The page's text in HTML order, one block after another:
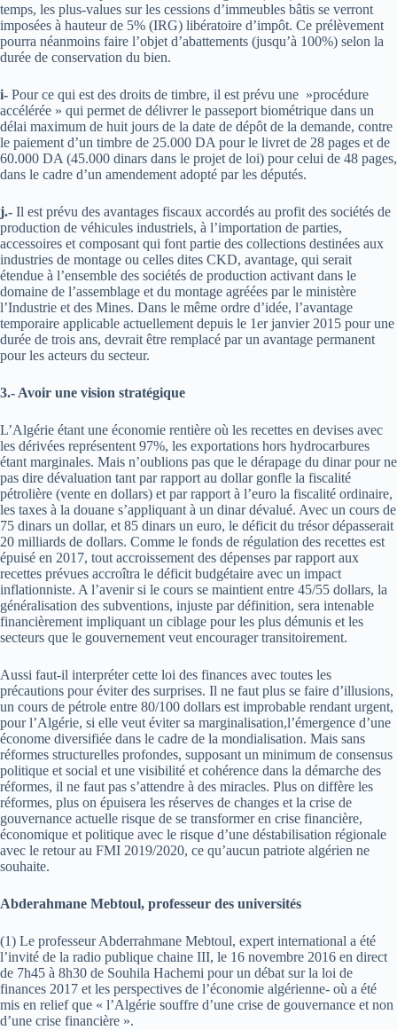
temps, les plus-values sur les cessions d’immeubles bâtis se verront
imposées à hauteur de 5% (IRG) libératoire d’impôt. Ce prélèvement
pourra néanmoins faire l’objet d’abattements (jusqu’à 100%) selon la
durée de conservation du bien.
i- Pour ce qui est des droits de timbre, il est prévu une »procédure
accélérée » qui permet de délivrer le passeport biométrique dans un
délai maximum de huit jours de la date de dépôt de la demande, contre
le paiement d’un timbre de 25.000 DA pour le livret de 28 pages et de
60.000 DA (45.000 dinars dans le projet de loi) pour celui de 48 pages,
dans le cadre d’un amendement adopté par les députés.
j.- Il est prévu des avantages fiscaux accordés au profit des sociétés de
production de véhicules industriels, à l’importation de parties,
accessoires et composant qui font partie des collections destinées aux
industries de montage ou celles dites CKD, avantage, qui serait
étendue à l’ensemble des sociétés de production activant dans le
domaine de l’assemblage et du montage agréées par le ministère
l’Industrie et des Mines. Dans le même ordre d’idée, l’avantage
temporaire applicable actuellement depuis le 1er janvier 2015 pour une
durée de trois ans, devrait être remplacé par un avantage permanent
pour les acteurs du secteur.
3.- Avoir une vision stratégique
L’Algérie étant une économie rentière où les recettes en devises avec
les dérivées représentent 97%, les exportations hors hydrocarbures
étant marginales. Mais n’oublions pas que le dérapage du dinar pour ne
pas dire dévaluation tant par rapport au dollar gonfle la fiscalité
pétrolière (vente en dollars) et par rapport à l’euro la fiscalité ordinaire,
les taxes à la douane s’appliquant à un dinar dévalué. Avec un cours de
75 dinars un dollar, et 85 dinars un euro, le déficit du trésor dépasserait
20 milliards de dollars. Comme le fonds de régulation des recettes est
épuisé en 2017, tout accroissement des dépenses par rapport aux
recettes prévues accroîtra le déficit budgétaire avec un impact
inflationniste. A l’avenir si le cours se maintient entre 45/55 dollars, la
généralisation des subventions, injuste par définition, sera intenable
financièrement impliquant un ciblage pour les plus démunis et les
secteurs que le gouvernement veut encourager transitoirement.
Aussi faut-il interpréter cette loi des finances avec toutes les
précautions pour éviter des surprises. Il ne faut plus se faire d’illusions,
un cours de pétrole entre 80/100 dollars est improbable rendant urgent,
pour l’Algérie, si elle veut éviter sa marginalisation,l’émergence d’une
économe diversifiée dans le cadre de la mondialisation. Mais sans
réformes structurelles profondes, supposant un minimum de consensus
politique et social et une visibilité et cohérence dans la démarche des
réformes, il ne faut pas s’attendre à des miracles. Plus on diffère les
réformes, plus on épuisera les réserves de changes et la crise de
gouvernance actuelle risque de se transformer en crise financière,
économique et politique avec le risque d’une déstabilisation régionale
avec le retour au FMI 2019/2020, ce qu’aucun patriote algérien ne
souhaite.
Abderahmane Mebtoul, professeur des universités
(1) Le professeur Abderrahmane Mebtoul, expert international a été
l’invité de la radio publique chaine III, le 16 novembre 2016 en direct
de 7h45 à 8h30 de Souhila Hachemi pour un débat sur la loi de
finances 2017 et les perspectives de l’économie algérienne- où a été
mis en relief que « l’Algérie souffre d’une crise de gouvernance et non
d’une crise financière ».